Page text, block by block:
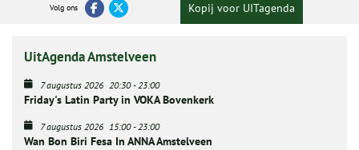
Volg ons Kopij voor UITagenda
UitAgenda Amstelveen
7 augustus 2026 20:30-23:00
Friday's Latin Party in VOKA Bovenkerk
7 augustus 2026 15:00-23:00
Wan Bon Biri Fesa In ANNA Amstelveen